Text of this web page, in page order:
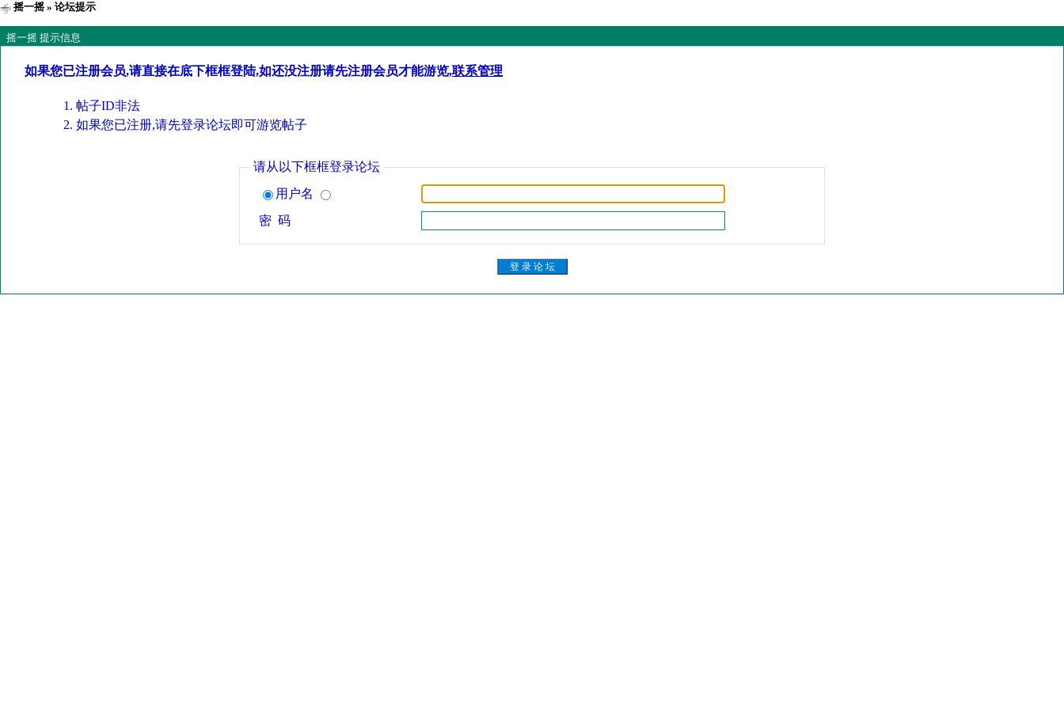
摇一摇» 论坛提示
摇一摇 提示信息
如果您已注册会员,请直接在底下框框登陆,如还没注册请先注册会员才能游览,联系管理
帖子ID非法
如果您已注册,请先登录论坛即可游览帖子
请从以下框框登录论坛
用户名
密 码